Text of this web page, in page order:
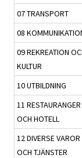
07 TRANSPORT
08
09 REKREATION
KULTUR
10 UTBILDNING
11 RESTAURANGER
OCH HOTELL
12 DIVERSE VAROR
OCH TJÄNSTER